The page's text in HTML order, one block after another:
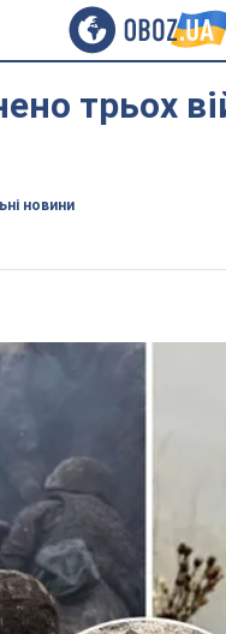
трьох
новини